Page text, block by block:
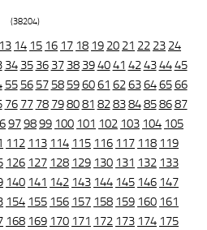
(38204)
13 14 15 16 17 18 19 20 21 22 23 24
34 35 36 37 38 394041 42434445
55 56 57 58 596061 6263646566
76 77 78 798081 828384858687
979899 100 101 102 103 104 105
112 113 114 115 116 117 118 119
126 127 128 129 130 131 132 133
140 141 142 143 144 145 146 147
154 155 156 157 158 159 160 161
168 169 170 171 172 173 174 175